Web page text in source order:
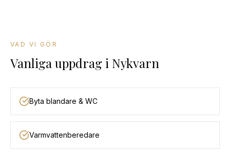
VAD VI GÖR
Vanliga uppdrag i Nykvarn
Byta blandare & WC
Varmvattenberedare